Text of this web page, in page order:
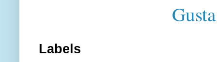
Labels